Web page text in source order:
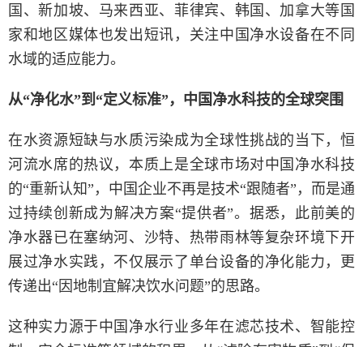
国、新加坡、马来西亚、菲律宾、韩国、加拿大等国
家和地区媒体也发出短讯，关注中国净水设备在不同
水域的适应能力。
从“净化水”到“定义标准”，中国净水科技的全球突围
在水资源短缺与水质污染成为全球性挑战的当下，恒
河流水席的热议，本质上是全球市场对中国净水科技
的“重新认知”，中国企业不再是技术“跟随者”，而是通
过持续创新成为解决方案“提供者”。据悉，此前美的
净水器已在塞纳河、沙特、热带雨林等复杂环境下开
展过净水实践，不仅展示了单台设备的净化能力，更
传递出“因地制宜解决饮水问题”的思路。
这种实力源于中国净水行业多年在滤芯技术、智能控